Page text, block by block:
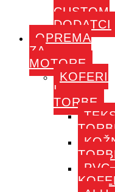
CUSTOM
DODATCI
OPREMA
ZA
MOTORE
KOFERI
I
TORBE
PVC